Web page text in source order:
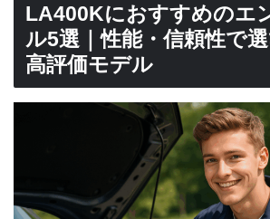
LA400Kにおすすめのエ
ル5選｜性能・信頼性で
高評価モデル